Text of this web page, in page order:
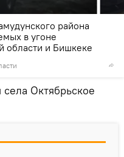
района
в угоне
области и Бишкеке
Октябрьское